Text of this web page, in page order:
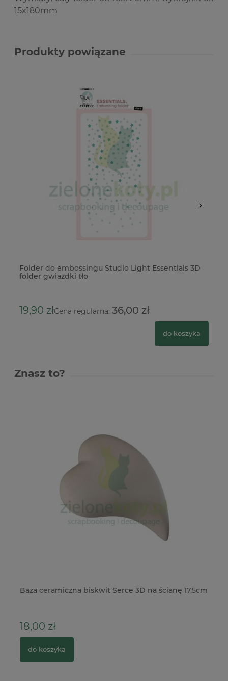
15x180mm
Produkty powiązane
Folder do embossingu Studio Light Essentials 3D
folder gwiazdki tło
19,90 złCena regularna: 36,00 zł
do koszyka
Znasz to?
Baza ceramiczna biskwit Serce 3D na ścianę 17,5cm
18,00 zł
do koszyka